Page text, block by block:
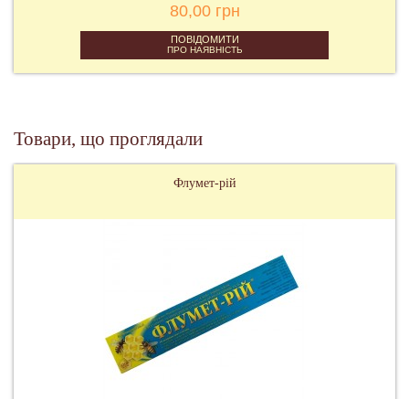
80,00 грн
ПОВІДОМИТИ
ПРО НАЯВНІСТЬ
Товари, що проглядали
Флумет-рій